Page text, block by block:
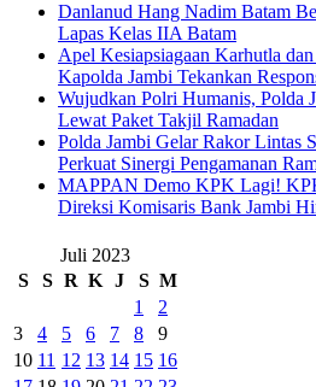
Danlanud Hang Nadim Batam
Lapas Kelas IIA Batam
Apel Kesiapsiagaan Karhutla
Kapolda Jambi Tekankan
Wujudkan Polri Humanis, Polda
Lewat Paket Takjil Ramadan
Polda Jambi Gelar Rakor Lintas
Perkuat Sinergi Pengamanan
‎MAPPAN Demo KPK Lagi!
Direksi Komisaris Bank Jambi
Juli 2023
S
S R K J S M
1
2
3
4 5 6 7 8
9
10 11 12 13 14 15 16